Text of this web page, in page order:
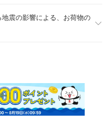
地震の影響による、お荷物の